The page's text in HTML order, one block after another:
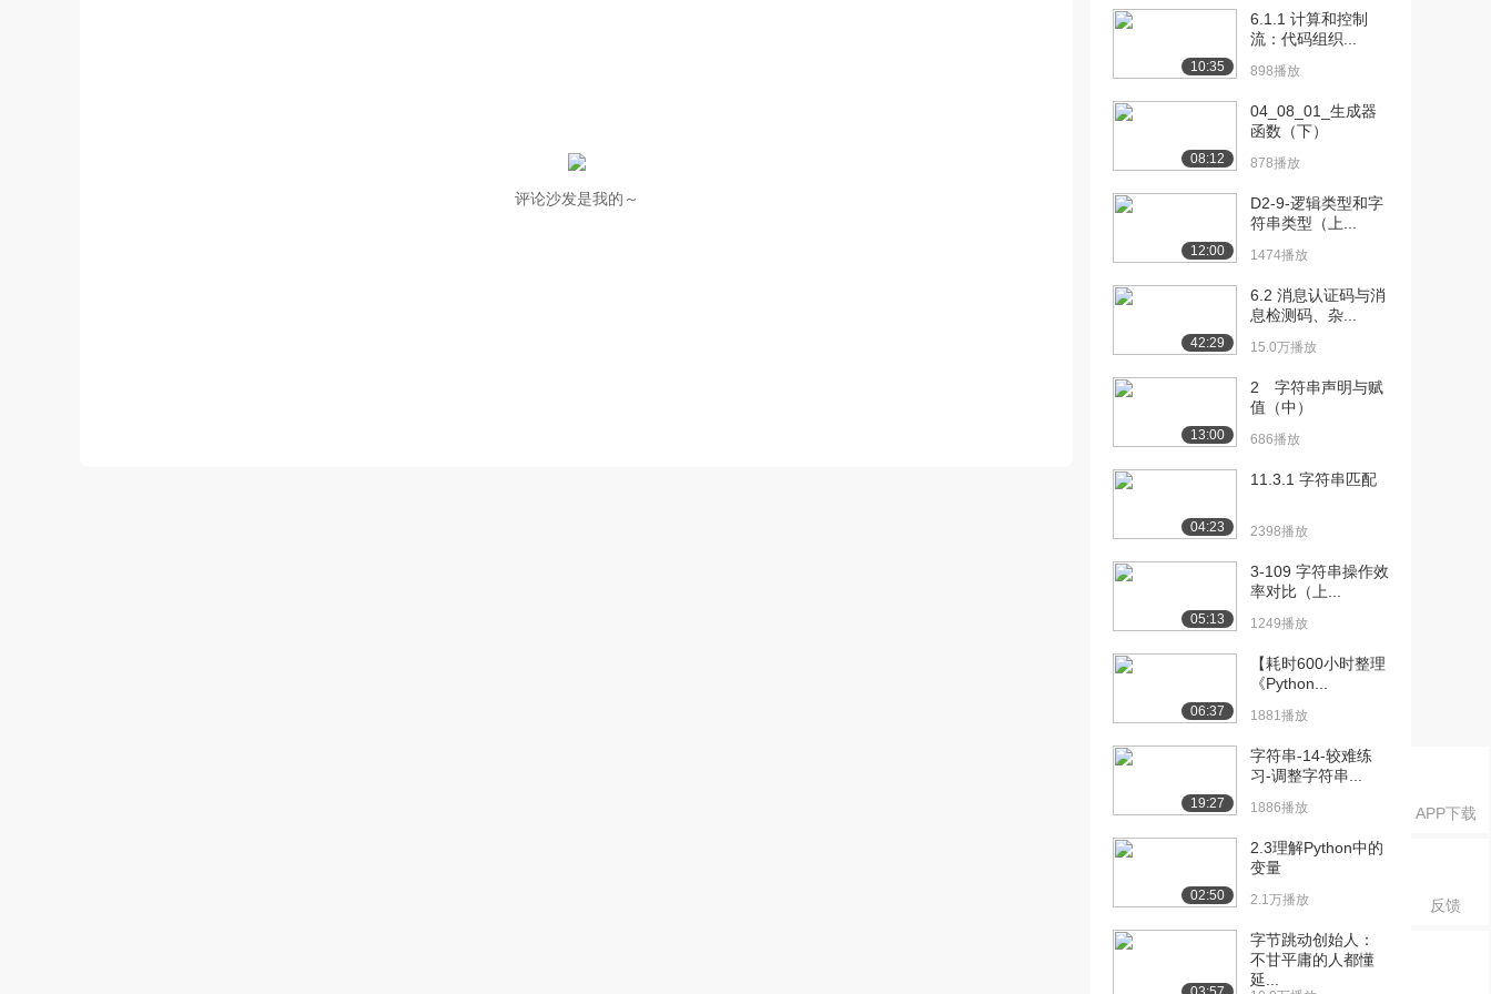
APP下载
反馈
评论沙发是我的～
899播放
[12] 9.6 结构体（上）
[13] 9.6 结构体（下）
[14] 9 其他语法知识及其
06:21
[15] 9 其他语法知识及其
在游戏开发中的...
06:20
[16] 9.8 枚举类型
812播放
[17] 9 其他语法知识及其
706播放
[18] 9 其他语法知识及其
1265播放
[19] 9.10 递归（上）
10:35
6.1.1 计算和控制
流：代码组织...
898播放
08:12
04_08_01_生成器
函数（下）
878播放
12:00
D2-9-逻辑类型和字
符串类型（上...
1474播放
42:29
6.2 消息认证码与消
息检测码、杂...
15.0万播放
13:00
2 字符串声明与赋
值（中）
686播放
04:23
11.3.1 字符串匹配
2398播放
05:13
3-109 字符串操作效
率对比（上...
1249播放
06:37
【耗时600小时整理
《Python...
1881播放
19:27
字符串-14-较难练
习-调整字符串...
1886播放
02:50
2.3理解Python中的
变量
2.1万播放
字节跳动创始人：
不甘平庸的人都懂
延...